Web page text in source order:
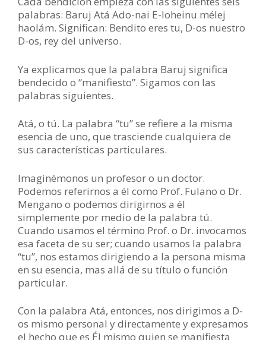
palabras: Baruj Atá Ado-nai E-loheinu mélej
haolám. Significan: Bendito eres tu, D-os nuestro
D-os, rey del universo.
Ya explicamos que la palabra Baruj significa
bendecido o “manifiesto”. Sigamos con las
palabras siguientes.
Atá, o tú. La palabra “tu” se refiere a la misma
esencia de uno, que trasciende cualquiera de
sus características particulares.
Imaginémonos un profesor o un doctor.
Podemos referirnos a él como Prof. Fulano o Dr.
Mengano o podemos dirigirnos a él
simplemente por medio de la palabra tú.
Cuando usamos el término Prof. o Dr. invocamos
esa faceta de su ser; cuando usamos la palabra
“tu”, nos estamos dirigiendo a la persona misma
en su esencia, mas allá de su título o función
particular.
Con la palabra Atá, entonces, nos dirigimos a D-
os mismo personal y directamente y expresamos
el hecho que es Él mismo quien se manifiesta